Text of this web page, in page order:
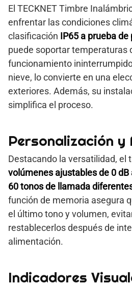
El TECKNET Timbre
enfrentar las condiciones
clasificación IP65 a prueba
puede soportar temperaturas
funcionamiento
nieve, lo convierte en una
exteriores. Además, su
simplifica el proceso.
Personalización y
Destacando la versatilidad, el
volúmenes ajustables de 0 dB
60 tonos de llamada
función de memoria asegura
el último tono y volumen,
restablecerlos después de
alimentación.
Indicadores